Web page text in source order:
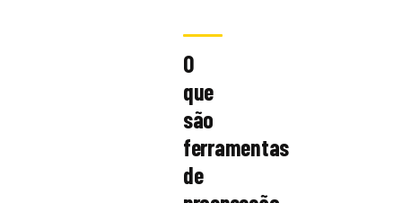
O
que
são
ferramentas
de